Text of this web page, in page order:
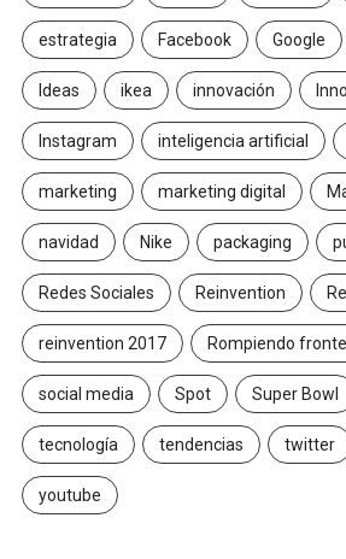
estrategia Facebook Google
Ideas ikea innovación
Instagram inteligencia artificial
marketing marketing digital
navidad Nike packaging
Redes Sociales Reinvention
reinvention 2017 Rompiendo
social media Spot Super Bowl
tecnología tendencias twitter
youtube